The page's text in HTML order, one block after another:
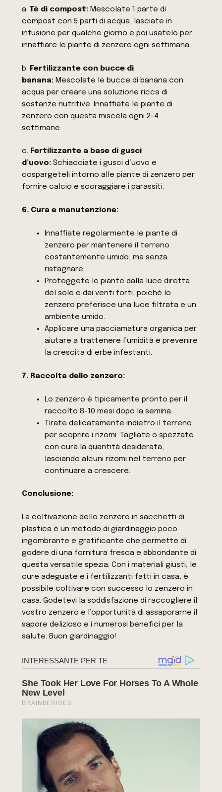
a.Tè di compost: Mescolate 1 parte di
compost con 5 parti di acqua, lasciate in
infusione per qualche giorno e poi usatelo per
innaffiare le piante di zenzero ogni settimana.
b. Fertilizzante con bucce di
banana: Mescolate le bucce di banana con
acqua per creare una soluzione ricca di
sostanze nutritive. Innaffiate le piante di
zenzero con questa miscela ogni 2-4
settimane.
c. Fertilizzante a base di gusci
d’uovo: Schiacciate i gusci d’uovo e
cospargeteli intorno alle piante di zenzero per
fornire calcio e scoraggiare i parassiti.
6. Cura e manutenzione:
Innaffiate regolarmente le piante di
zenzero per mantenere il terreno
costantemente umido, ma senza
ristagnare.
Proteggete le piante dalla luce diretta
del sole e dai venti forti, poiché lo
zenzero preferisce una luce filtrata e un
ambiente umido.
Applicare una pacciamatura organica per
aiutare a trattenere l’umidità e prevenire
la crescita di erbe infestanti.
7. Raccolta dello zenzero:
Lo zenzero è tipicamente pronto per il
raccolto 8-10 mesi dopo la semina.
Tirate delicatamente indietro il terreno
per scoprire i rizomi. Tagliate o spezzate
con cura la quantità desiderata,
lasciando alcuni rizomi nel terreno per
continuare a crescere.
Conclusione:
La coltivazione dello zenzero in sacchetti di
plastica è un metodo di giardinaggio poco
ingombrante e gratificante che permette di
godere di una fornitura fresca e abbondante di
questa versatile spezia. Con i materiali giusti, le
cure adeguate e i fertilizzanti fatti in casa, è
possibile coltivare con successo lo zenzero in
casa. Godetevi la soddisfazione di raccogliere il
vostro zenzero e l’opportunità di assaporarne il
sapore delizioso e i numerosi benefici per la
salute. Buon giardinaggio!